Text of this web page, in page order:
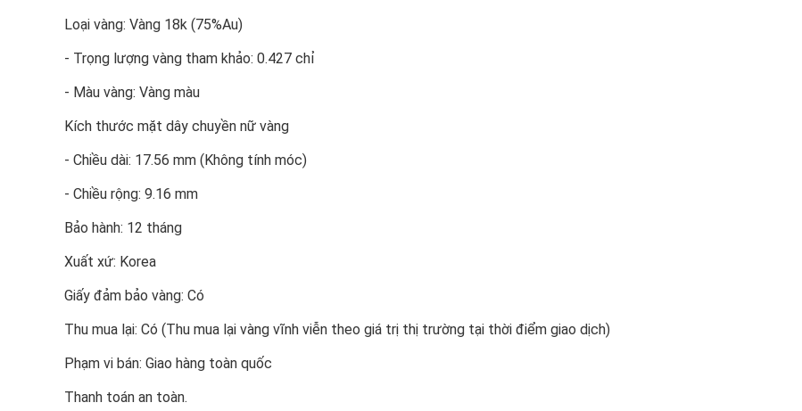
Loại vàng: Vàng 18k (75%Au)
- Trọng lượng vàng tham khảo: 0.427 chỉ
- Màu vàng: Vàng màu
Kích thước mặt dây chuyền nữ vàng
- Chiều dài: 17.56 mm (Không tính móc)
- Chiều rộng: 9.16 mm
Bảo hành: 12 tháng
Xuất xứ: Korea
Giấy đảm bảo vàng: Có
Thu mua lại: Có (Thu mua lại vàng vĩnh viễn theo giá trị thị trường tại thời điểm giao dịch)
Phạm vi bán: Giao hàng toàn quốc
Thanh toán an toàn.